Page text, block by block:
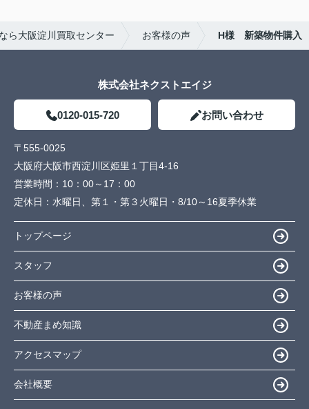
ら大阪淀川買取センター お客様の声 H様 新築物件購入
株式会社ネクストエイジ
0120-015-720 お問い合わせ
〒555-0025
大阪府大阪市西淀川区姫里１丁目4-16
営業時間： 10：00～17：00
定休日： 水曜日、第１・第３火曜日・8/10～16夏季休業
トップページ
スタッフ
お客様の声
不動産まめ知識
アクセスマップ
会社概要